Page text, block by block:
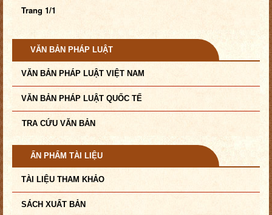
Trang 1/1
VĂN BẢN PHÁP LUẬT
VĂN BẢN PHÁP LUẬT VIỆT NAM
VĂN BẢN PHÁP LUẬT QUỐC TẾ
TRA CỨU VĂN BẢN
ẤN PHẨM TÀI LIỆU
TÀI LIỆU THAM KHẢO
SÁCH XUẤT BẢN